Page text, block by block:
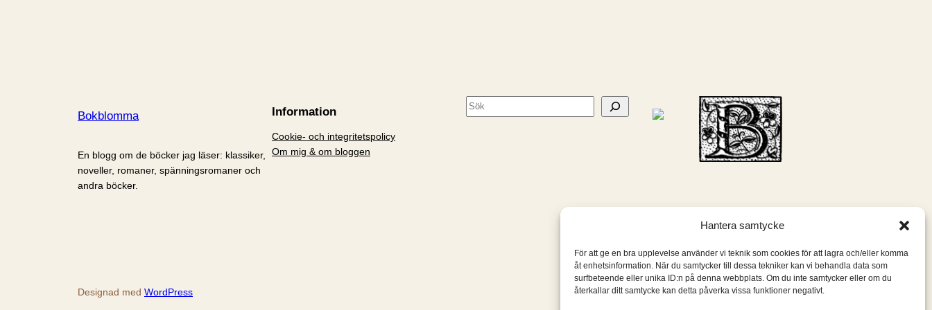
Hantera samtycke
För att ge en bra upplevelse använder vi teknik som cookies för att lagra och/eller komma
åt enhetsinformation. När du samtycker till dessa tekniker kan vi behandla data som
surfbeteende eller unika ID:n på denna webbplats. Om du inte samtycker eller om du
återkallar ditt samtycke kan detta påverka vissa funktioner negativt.
Bokblomma
En blogg om de böcker jag läser: klassiker,
noveller, romaner, spänningsromaner och
andra böcker.
Information
Cookie- och integritetspolicy
Om mig & om bloggen
S
Designad med WordPress